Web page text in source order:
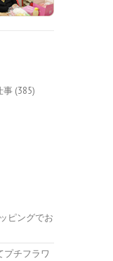
事 (385)
ピングでお
プチフラワ